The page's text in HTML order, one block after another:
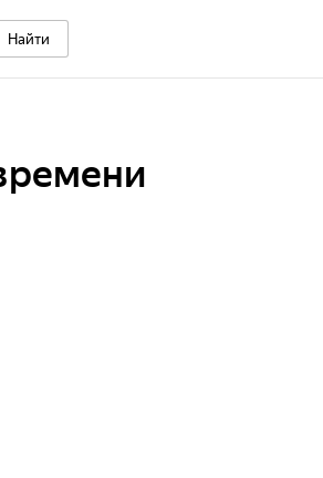
Найти